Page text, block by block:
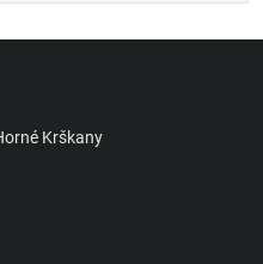
Krškany